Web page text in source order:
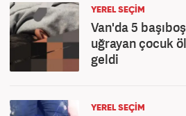
YEREL SEÇİM
Van'da 5
uğrayan çocuk
geldi
YEREL SEÇİM